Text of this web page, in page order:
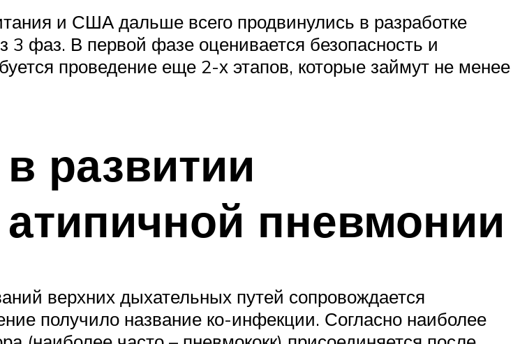
и США дальше всего продвинулись в разработке
3 фаз. В первой фазе оценивается безопасность и
проведение еще 2-х этапов, которые займут не менее
развитии
пневмонии
верхних дыхательных путей сопровождается
получило название ко-инфекции. Согласно наиболее